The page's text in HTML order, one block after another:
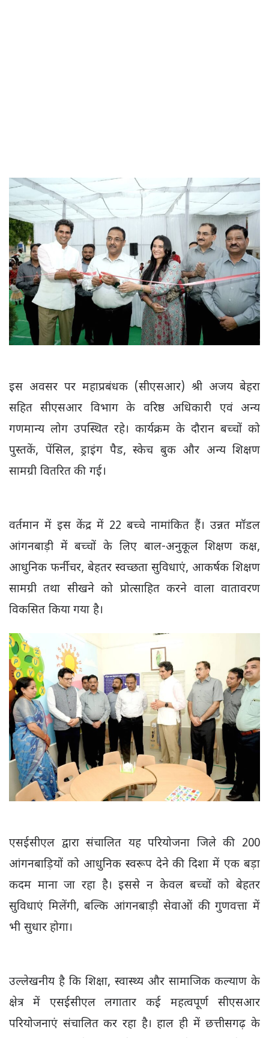
इस अवसर पर महाप्रबंधक (सीएसआर) श्री अजय बेहरा
सहित सीएसआर विभाग के वरिष्ठ अधिकारी एवं अन्य
गणमान्य लोग उपस्थित रहे। कार्यक्रम के दौरान बच्चों को
पुस्तकें, पेंसिल, ड्राइंग पैड, स्केच बुक और अन्य शिक्षण
सामग्री वितरित की गई।
वर्तमान में इस केंद्र में 22 बच्चे नामांकित हैं। उन्नत मॉडल
आंगनबाड़ी में बच्चों के लिए बाल-अनुकूल शिक्षण कक्ष,
आधुनिक फर्नीचर, बेहतर स्वच्छता सुविधाएं, आकर्षक शिक्षण
सामग्री तथा सीखने को प्रोत्साहित करने वाला वातावरण
विकसित किया गया है।
एसईसीएल द्वारा संचालित यह परियोजना जिले की 200
आंगनबाड़ियों को आधुनिक स्वरूप देने की दिशा में एक बड़ा
कदम माना जा रहा है। इससे न केवल बच्चों को बेहतर
सुविधाएं मिलेंगी, बल्कि आंगनबाड़ी सेवाओं की गुणवत्ता में
भी सुधार होगा।
उल्लेखनीय है कि शिक्षा, स्वास्थ्य और सामाजिक कल्याण के
क्षेत्र में एसईसीएल लगातार कई महत्वपूर्ण सीएसआर
परियोजनाएं संचालित कर रहा है। हाल ही में छत्तीसगढ़ के